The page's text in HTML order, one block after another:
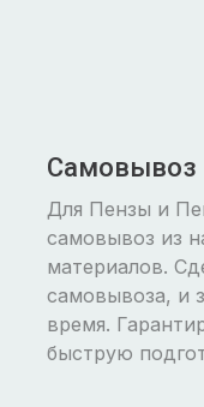
Самовывоз
Для Пензы и
самовывоз из
материалов.
самовывоза, и
время.
быструю